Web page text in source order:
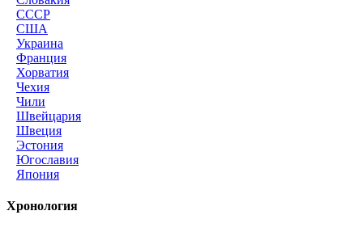
СССР
США
Украина
Франция
Хорватия
Чехия
Чили
Швейцария
Швеция
Эстония
Югославия
Япония
Хронология